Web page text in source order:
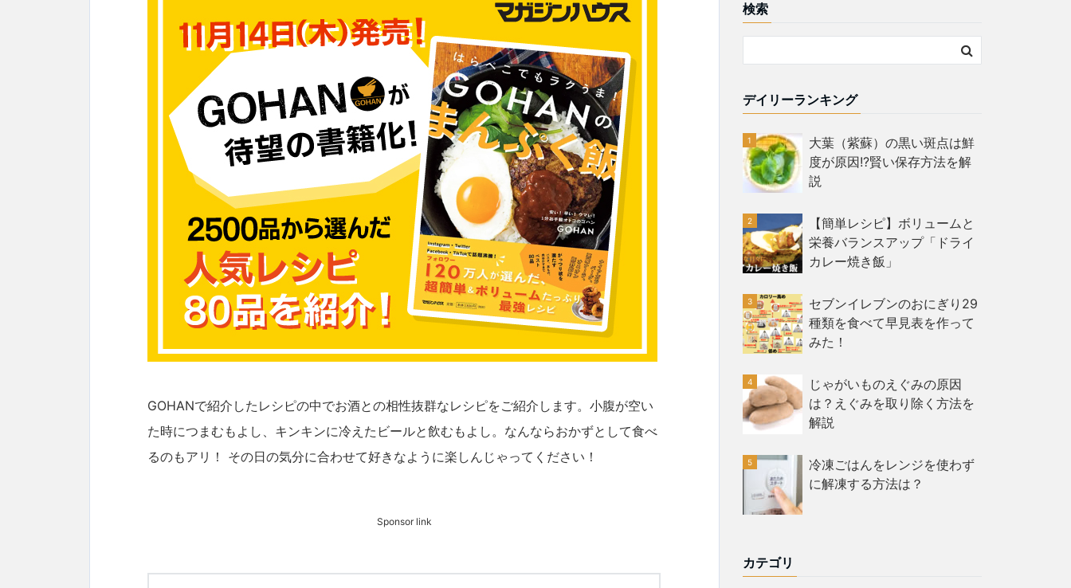
GOHANで紹介したレシピの中でお酒との相性抜群なレシピをご紹介します。小腹が空い
た時につまむもよし、キンキンに冷えたビールと飲むもよし。なんならおかずとして食べ
るのもアリ！ その日の気分に合わせて好きなように楽しんじゃってください！
Sponsor link
検索
デイリーランキング
大葉（紫蘇）の黒い斑点は鮮
度が原因!?賢い保存方法を解
説
【簡単レシピ】ボリュームと
栄養バランスアップ「ドライ
カレー焼き飯」
セブンイレブンのおにぎり29
種類を食べて早見表を作って
みた！
じゃがいものえぐみの原因
は？えぐみを取り除く方法を
解説
冷凍ごはんをレンジを使わず
に解凍する方法は？
カテゴリ